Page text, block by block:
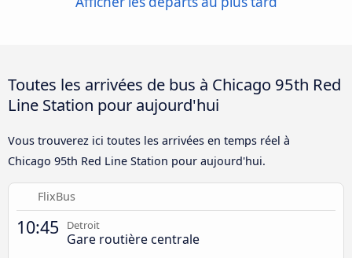
Toutes les arrivées de bus à Chicago 95th Red
Line Station pour aujourd'hui
Vous trouverez ici toutes les arrivées en temps réel à
Chicago 95th Red Line Station pour aujourd'hui.
FlixBus
10:45 Detroit
Gare routière centrale